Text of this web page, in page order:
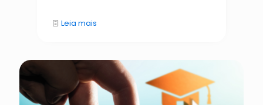
Leia mais